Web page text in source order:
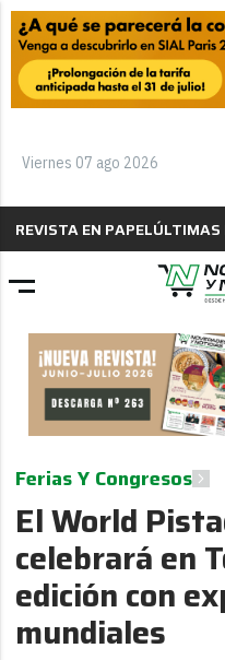
Viernes 07 ago 2026
REVISTA EN PAPELÚLTIMAS
Ferias Y Congresos
El World
celebrará en
edición con
mundiales